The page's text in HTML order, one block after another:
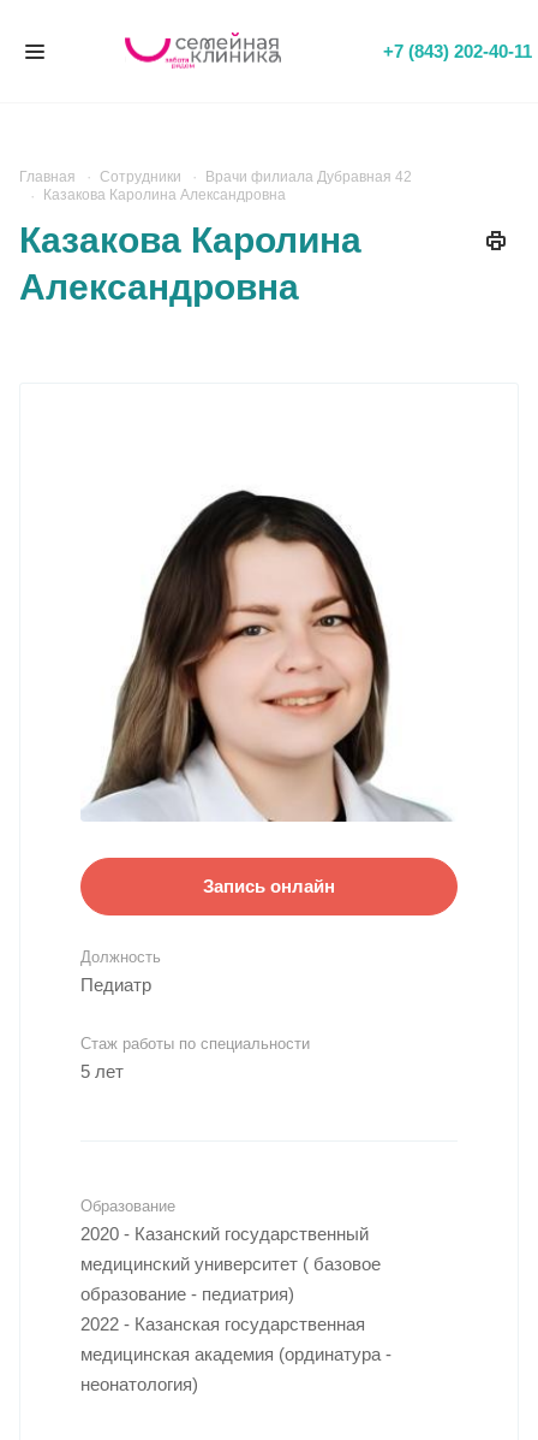
+7 (843) 202-40-11
Главная Сотрудники
Врачи филиала Дубравная 42
Казакова Каролина Александровна
Казакова Каролина
Александровна
Запись онлайн
Должность
Педиатр
Стаж работы по специальности
5 лет
Образование
2020 - Казанский государственный
медицинский университет ( базовое
образование - педиатрия)
2022 - Казанская государственная
медицинская академия (ординатура -
неонатология)